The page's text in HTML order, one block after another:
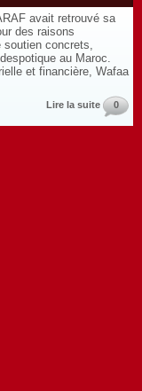
avait retrouvé sa
des raisons
soutien concrets,
au Maroc.
et financière, Wafaa
Lire la suite 0